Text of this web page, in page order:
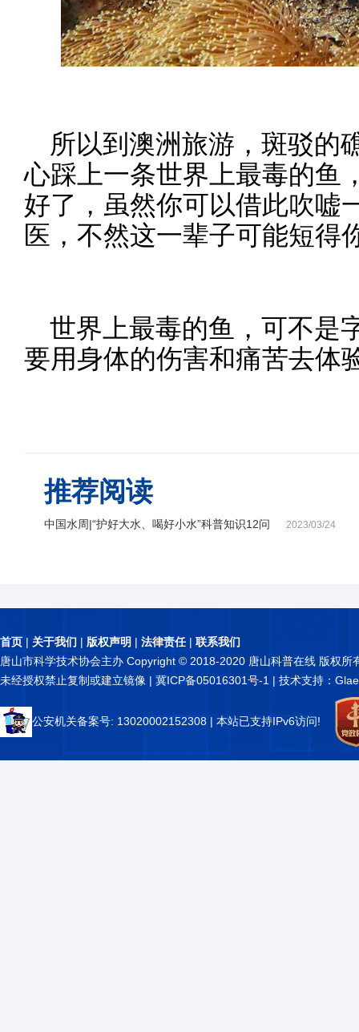
所以到澳洲旅游，斑驳的
心踩上一条世界上最毒的鱼
好了，虽然你可以借此吹
医，不然这一辈子可能短得
世界上最毒的鱼，可不是
要用身体的伤害和痛苦去体
推荐阅读
中国水周|“护好大水、喝好小水”科普知识12问 2023/03/24
首页 | 关于我们 | 版权声明 | 法律责任| 联系我们
唐山市科学技术协会主办 Copyright © 2018-2020 唐山科普在线 版权所
未经授权禁止复制或建立镜像 | 冀ICP备05016301号-1 | 技术支持：
公安机关备案号: 13020002152308 | 本站已支持IPv6访问!